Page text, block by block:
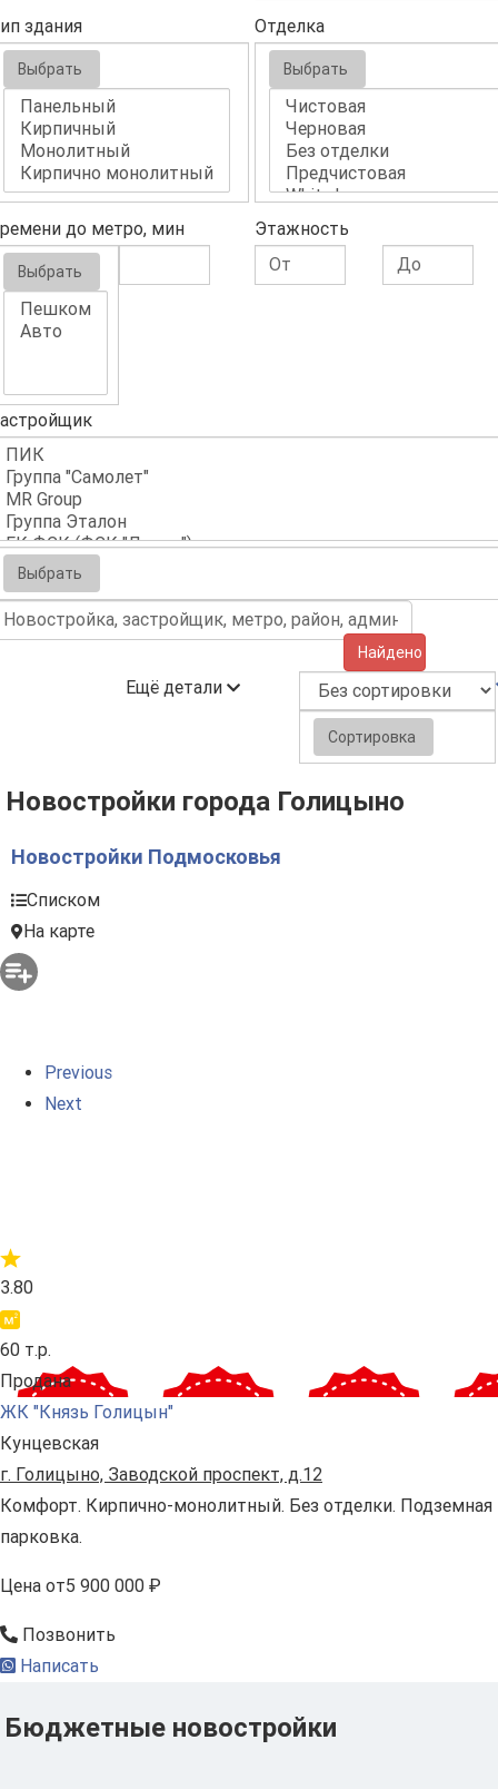
здания
Выбрать
Отделка
Выбрать
до метро, мин
Выбрать
Этажность
Выбрать
Найдено (638)
Ещё детали
Сортировка
Новостройки города Голицыно
Новостройки Подмосковья
Списком
На карте
Previous
Next
3.80
60 т.р.
Продана
ЖК "Князь Голицын"
Кунцевская
г. Голицыно, Заводской проспект, д.12
Комфорт. Кирпично-монолитный. Без отделки. Подземная
парковка.
Цена от5 900 000 ₽
Позвонить
Написать
Бюджетные новостройки